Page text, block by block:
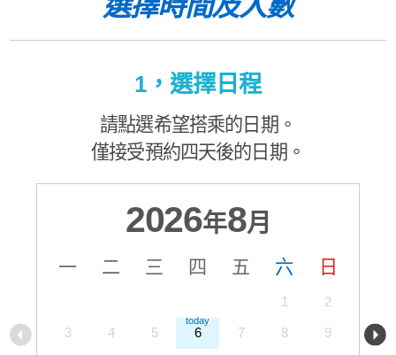
1，選擇日程
請點選希望搭乘的日期。
僅接受預約四天後的日期。
2026年8月
一 二 三 四 五 六 日
1 2
3 4 5 6 7 8 9